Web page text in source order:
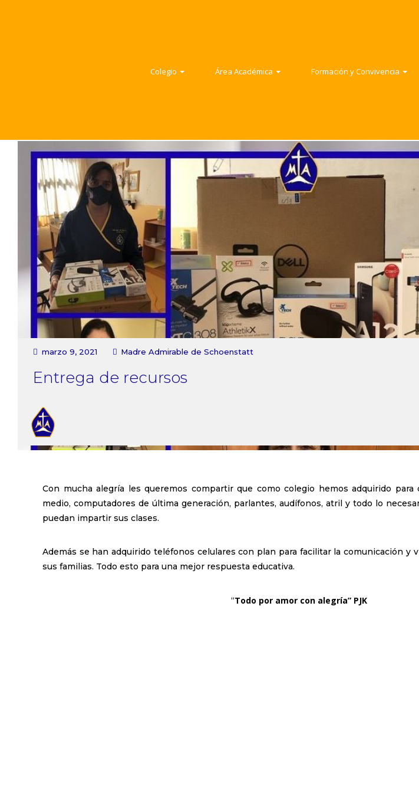
Colegio Área Académica Formación y Convivencia
marzo 9, 2021 Madre Admirable de Schoenstatt
Entrega de recursos
Con mucha alegría les queremos compartir que como colegio hemos adquirido para
medio, computadores de última generación, parlantes, audífonos, atril y todo lo
puedan impartir sus clases.
Además se han adquirido teléfonos celulares con plan para facilitar la comunicación y
sus familias. Todo esto para una mejor respuesta educativa.
“Todo por amor con alegría” PJK